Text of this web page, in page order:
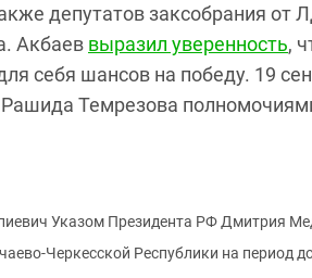
депутатов заксобрания от
Акбаев выразил уверенность,
себя шансов на победу. 19
Рашида Темрезова
Указом Президента РФ Дмитрия
Черкесской Республики на период